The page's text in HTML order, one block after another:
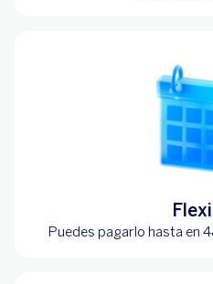
Puedes pagarlo hasta en